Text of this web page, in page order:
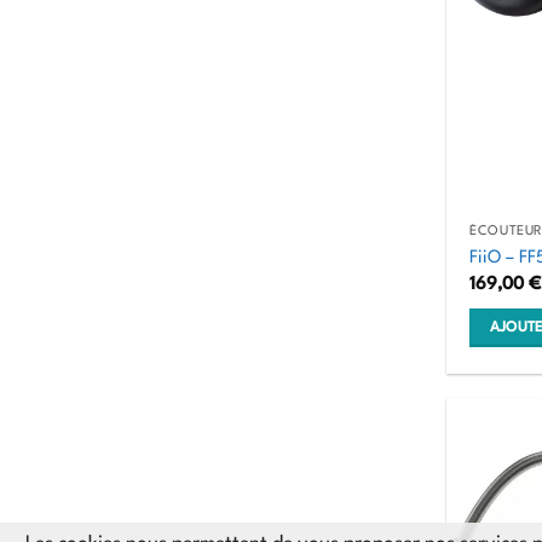
FiiO –
169,00€